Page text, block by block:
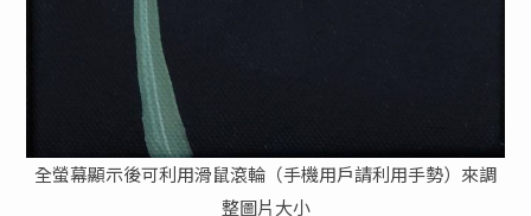
全螢幕顯示後可利用滑鼠滾輪（手機用戶請利用手勢）來調
整圖片大小